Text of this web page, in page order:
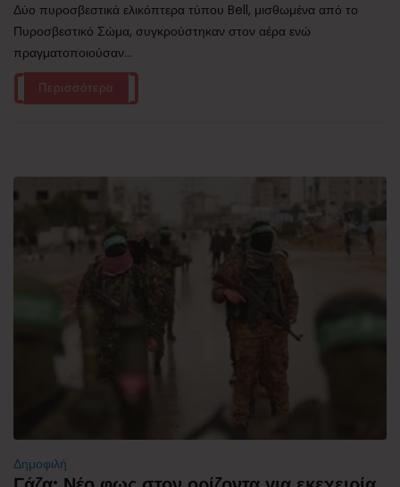
Δύο πυροσβεστικά ελικόπτερα τύπου Bell, μισθωμένα από το
Πυροσβεστικό Σώμα, συγκρούστηκαν στον αέρα ενώ
πραγματοποιούσαν...
Περισσότερα
Δημοφιλή